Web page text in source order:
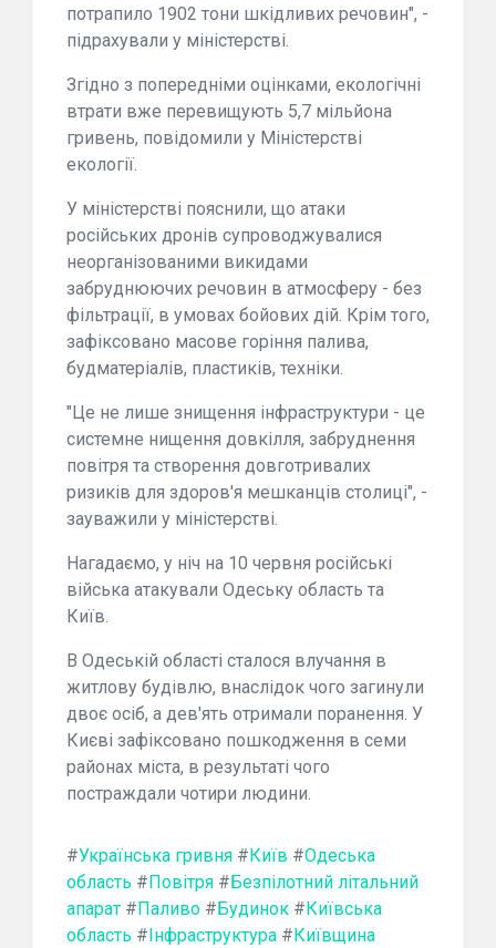
потрапило 1902 тони шкідливих речовин", -
підрахували у міністерстві.
Згідно з попередніми оцінками, екологічні
втрати вже перевищують 5,7 мільйона
гривень, повідомили у Міністерстві
екології.
У міністерстві пояснили, що атаки
російських дронів супроводжувалися
неорганізованими викидами
забруднюючих речовин в атмосферу - без
фільтрації, в умовах бойових дій. Крім того,
зафіксовано масове горіння палива,
будматеріалів, пластиків, техніки.
"Це не лише знищення інфраструктури - це
системне нищення довкілля, забруднення
повітря та створення довготривалих
ризиків для здоров'я мешканців столиці", -
зауважили у міністерстві.
Нагадаємо, у ніч на 10 червня російські
війська атакували Одеську область та
Київ.
В Одеській області сталося влучання в
житлову будівлю, внаслідок чого загинули
двоє осіб, а дев'ять отримали поранення. У
Києві зафіксовано пошкодження в семи
районах міста, в результаті чого
постраждали чотири людини.
#Українська гривня # Київ #Одеська
область # Повітря # Безпілотний літальний
апарат # Паливо # Будинок # Київська
область # Інфраструктура # Київщина